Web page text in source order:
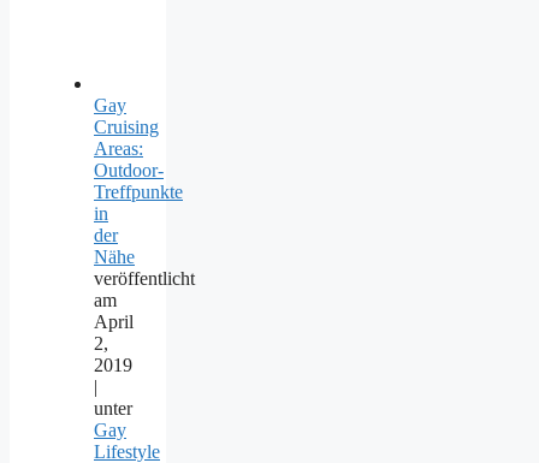
Gay
Cruising
Areas:
Outdoor-
Treffpunkte
in
der
Nähe
veröffentlicht
am
April
2,
2019
|
unter
Gay
Lifestyle